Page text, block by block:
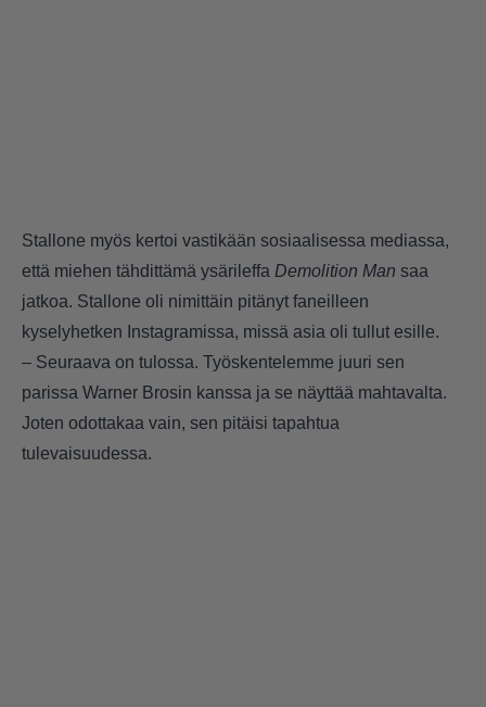
Stallone myös kertoi vastikään sosiaalisessa mediassa,
että miehen tähdittämä ysärileffa Demolition Man saa
jatkoa. Stallone oli nimittäin pitänyt faneilleen
kyselyhetken Instagramissa, missä asia oli tullut esille.
– Seuraava on tulossa. Työskentelemme juuri sen
parissa Warner Brosin kanssa ja se näyttää mahtavalta.
Joten odottakaa vain, sen pitäisi tapahtua
tulevaisuudessa.